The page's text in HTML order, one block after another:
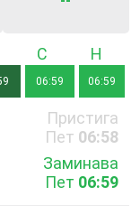
Събота
06:59 06:59
Пристига
Пет 06:58
Заминава
Пет 06:59